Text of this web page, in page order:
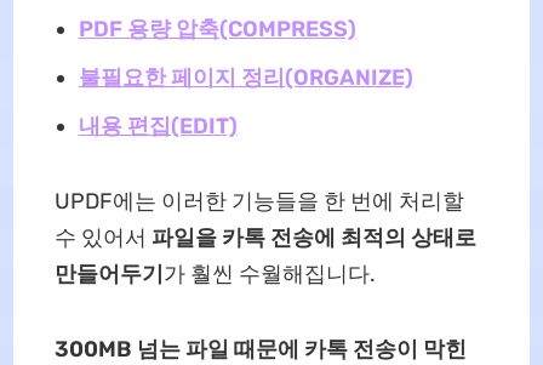
PDF 용량 압축(COMPRESS)
불필요한 페이지 정리(ORGANIZE)
내용 편집(EDIT)
UPDF에는 이러한 기능들을 한 번에 처리할
수 있어서 파일을 카톡 전송에 최적의 상태로
만들어두기가 훨씬 수월해집니다.
300MB 넘는 파일 때문에 카톡 전송이 막힌